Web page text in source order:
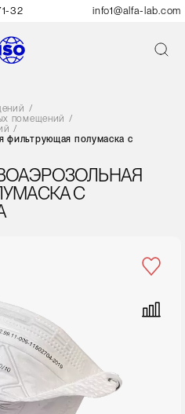
32 info1@alfa-lab.com
/
помещений /
/
фильтрующая полумаска с
С